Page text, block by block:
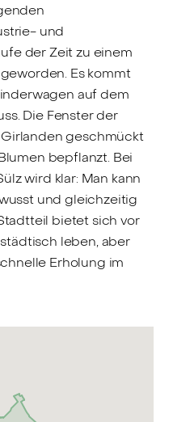
und
der Zeit zu einem
Es kommt
auf dem
Die Fenster der
geschmückt
bepflanzt. Bei
wird klar: Man kann
und gleichzeitig
bietet sich vor
leben, aber
Erholung im